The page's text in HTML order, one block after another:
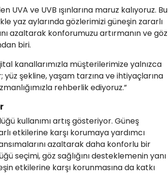
ve UVB ışınlarına maruz kalıyoruz. Bu
yaz aylarında gözlerimizi güneşin zararlı
azaltarak konforumuzu artırmanın ve göz
biri.
kanallarımızla müşterilerimize yalnızca
şekline, yaşam tarzına ve ihtiyaçlarına
rehberlik ediyoruz.”
kullanımı artış gösteriyor. Güneş
etkilerine karşı korumaya yardımcı
azaltarak daha konforlu bir
seçimi, göz sağlığını desteklemenin yanı
etkilerine karşı korunmasına da katkı